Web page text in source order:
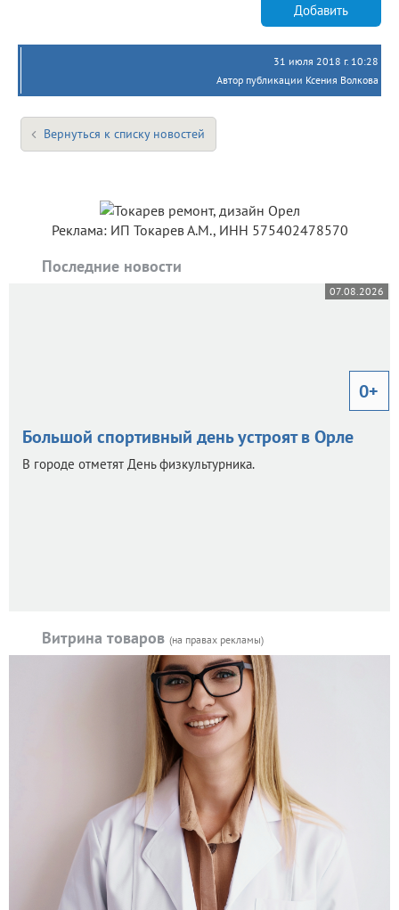
Добавить
31 июля 2018 г. 10:28
Автор публикации Ксения Волкова
Вернуться к списку новостей
Реклама: ИП Токарев А.М., ИНН 575402478570
Последние новости
07.08.2026
0+
Большой спортивный день устроят в Орле
В городе отметят День физкультурника.
Витрина товаров (на правах рекламы)